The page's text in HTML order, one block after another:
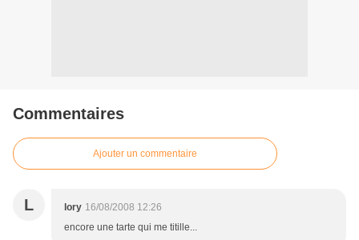
Commentaires
Ajouter un commentaire
L lory 16/08/2008 12:26
encore une tarte qui me titille...